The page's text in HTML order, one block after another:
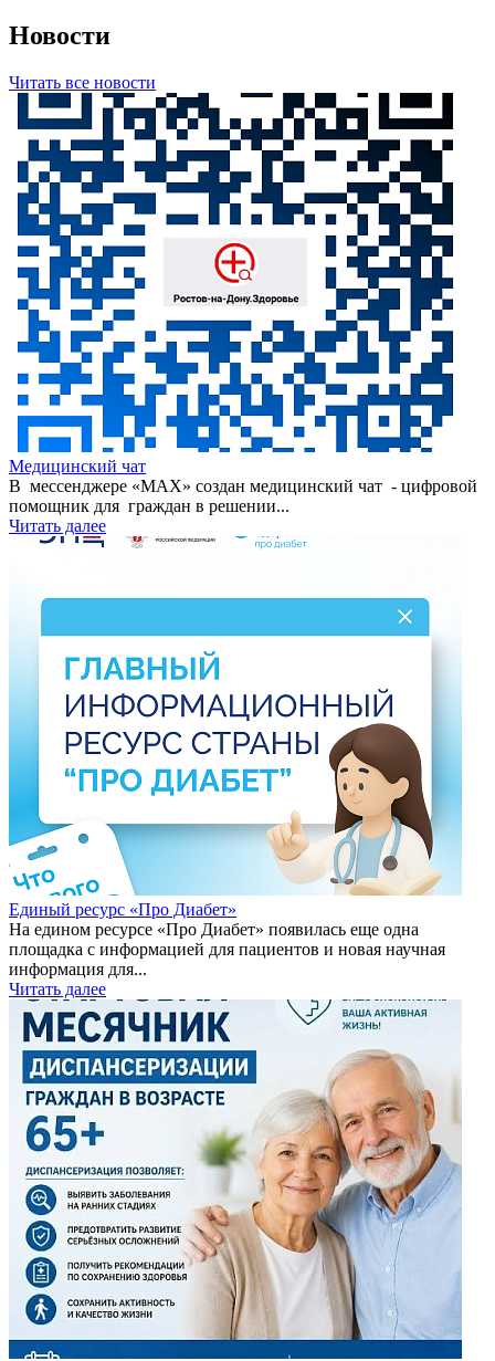
Новости
Читать все новости
Медицинский чат
В мессенджере «МАХ» создан медицинский чат - цифровой
помощник для граждан в решении...
Читать далее
Единый ресурс «Про Диабет»
На едином ресурсе «Про Диабет» появилась еще одна
площадка с информацией для пациентов и новая научная
информация для...
Читать далее